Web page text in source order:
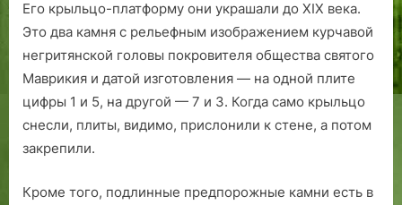
Его крыльцо-платформу они украшали до ХIХ века.
Это два камня с рельефным изображением курчавой
негритянской головы покровителя общества святого
Маврикия и датой изготовления — на одной плите
цифры 1 и 5, на другой — 7 и 3. Когда само крыльцо
снесли, плиты, видимо, прислонили к стене, а потом
закрепили.
Кроме того, подлинные предпорожные камни есть в